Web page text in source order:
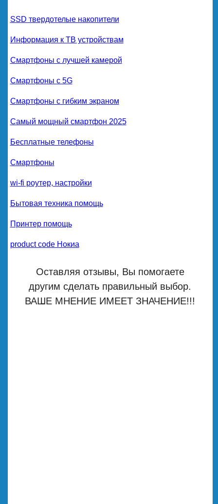
SSD твердотелые накопители
Информация к ТВ устройствам
Смартфоны с лучшей камерой
Смартфоны с 5G
Смартфоны с гибким экраном
Самый мощный смартфон 2025
Бесплатные телефоны
Смартфоны
wi-fi роутер, настройки
Бытовая техника помощь
Принтер помощь
product code Нокиа
Оставляя отзывы, Вы помогаете
другим сделать правильный выбор.
ВАШЕ МНЕНИЕ ИМЕЕТ ЗНАЧЕНИЕ!!!